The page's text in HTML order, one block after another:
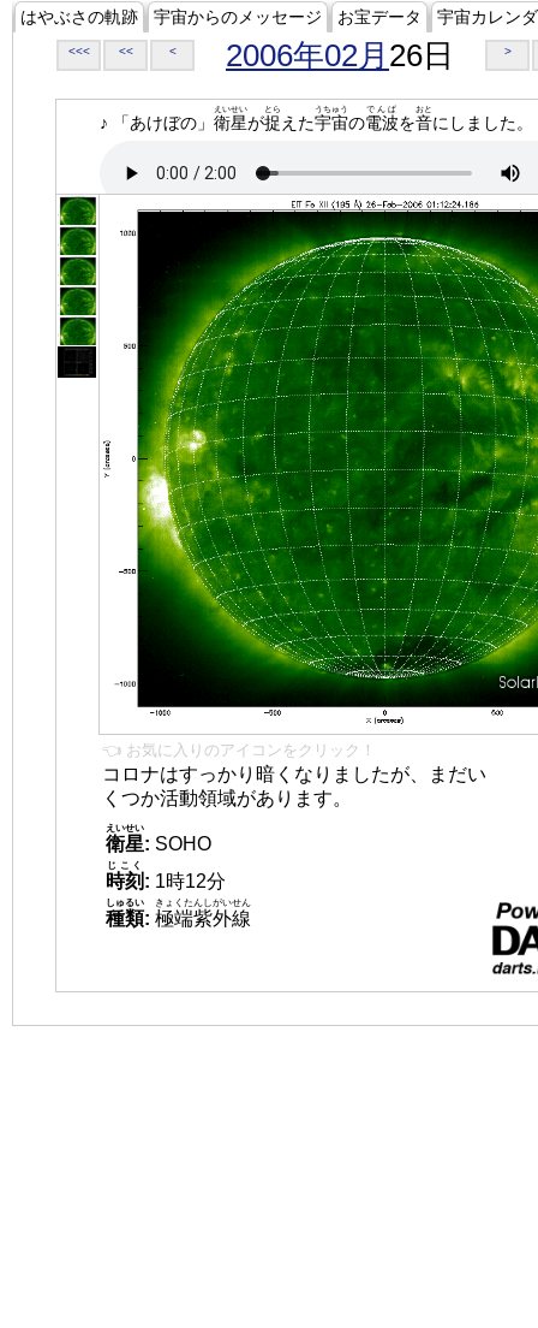
はやぶさの軌跡 宇宙からのメッセージ お宝データ 宇宙カレン
<<< << < 2006年02月 26日 >
♪ 「あけぼの」 衛星
えいせい
が捉
とら
えた宇宙
うちゅう
の電波
でんぱ
を音
おと
にしました。
👈 お気に入りのアイコンをクリック！
コロナはすっかり暗くなりましたが、まだい
くつか活動領域があります。
衛星
えいせい
: SOHO
時刻
じこく
: 1時12分
種類
しゅるい
: 極端紫外線
きょくたんしがいせん